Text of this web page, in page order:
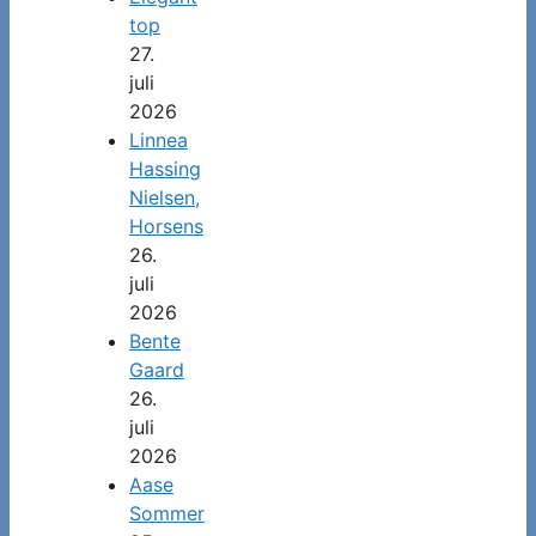
top
27.
juli
2026
Linnea
Hassing
Nielsen,
Horsens
26.
juli
2026
Bente
Gaard
26.
juli
2026
Aase
Sommer